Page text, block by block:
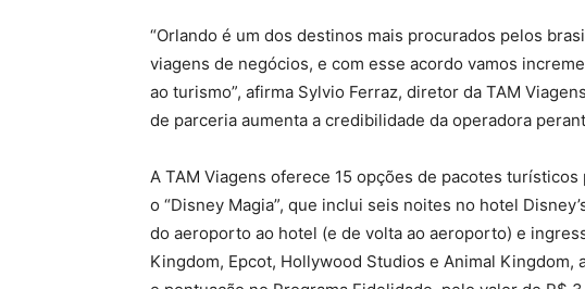
“Orlando é um dos destinos mais procurados pelos
viagens de negócios, e com esse acordo vamos
ao turismo”, afirma Sylvio Ferraz, diretor da TAM
de parceria aumenta a credibilidade da operadora
A TAM Viagens oferece 15 opções de pacotes
o “Disney Magia”, que inclui seis noites no hotel
do aeroporto ao hotel (e de volta ao aeroporto) e
Kingdom, Epcot, Hollywood Studios e Animal Kingdom,